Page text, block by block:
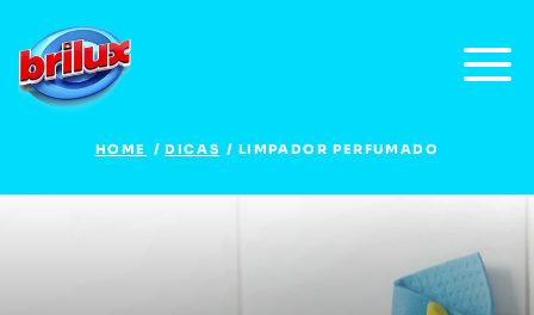
HOME DICAS LIMPADOR PERFUMADO